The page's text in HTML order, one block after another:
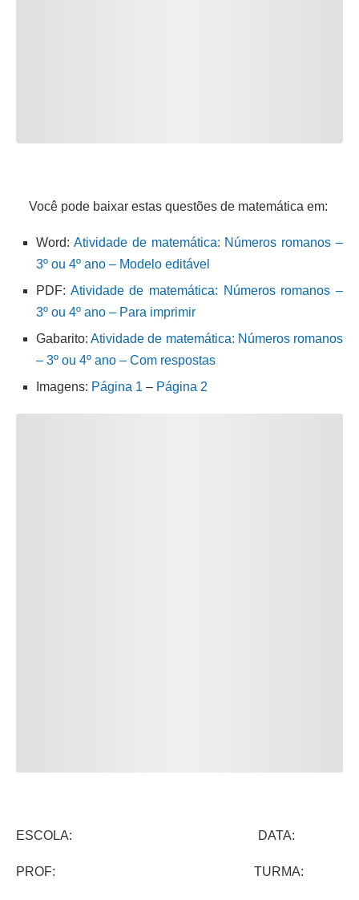
Você pode baixar estas questões de matemática em:
Word: Atividade de matemática: Números romanos –
3º ou 4º ano – Modelo editável
PDF: Atividade de matemática: Números romanos –
3º ou 4º ano – Para imprimir
Gabarito:Atividade de matemática: Números romanos
– 3º ou 4º ano – Com respostas
Imagens: Página 1 – Página 2
ESCOLA: DATA:
PROF: TURMA: